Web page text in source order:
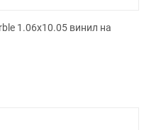
1.06x10.05 винил на